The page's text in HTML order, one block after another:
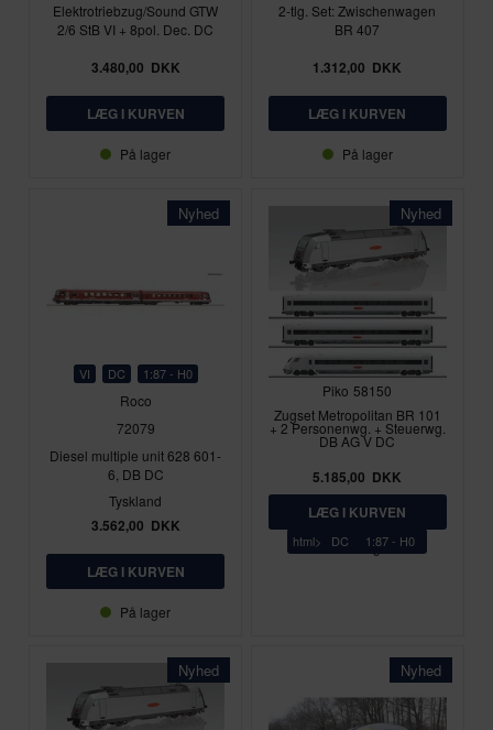
Elektrotriebzug/Sound GTW
2/6 StB VI + 8pol. Dec. DC
3.480,00 DKK
På lager
2-tlg. Set: Zwischenwagen
BR 407
1.312,00 DKK
På lager
Nyhed
VI DC 1:87 - H0
Roco
72079
Diesel multiple unit 628 601-
6, DB DC
Tyskland
3.562,00 DKK
På lager
Nyhed
html> DC 1:87 - H0
Piko 58150
Zugset Metropolitan BR 101
+ 2 Personenwg. + Steuerwg.
DB AG V DC
5.185,00 DKK
På lager
Nyhed Nyhed